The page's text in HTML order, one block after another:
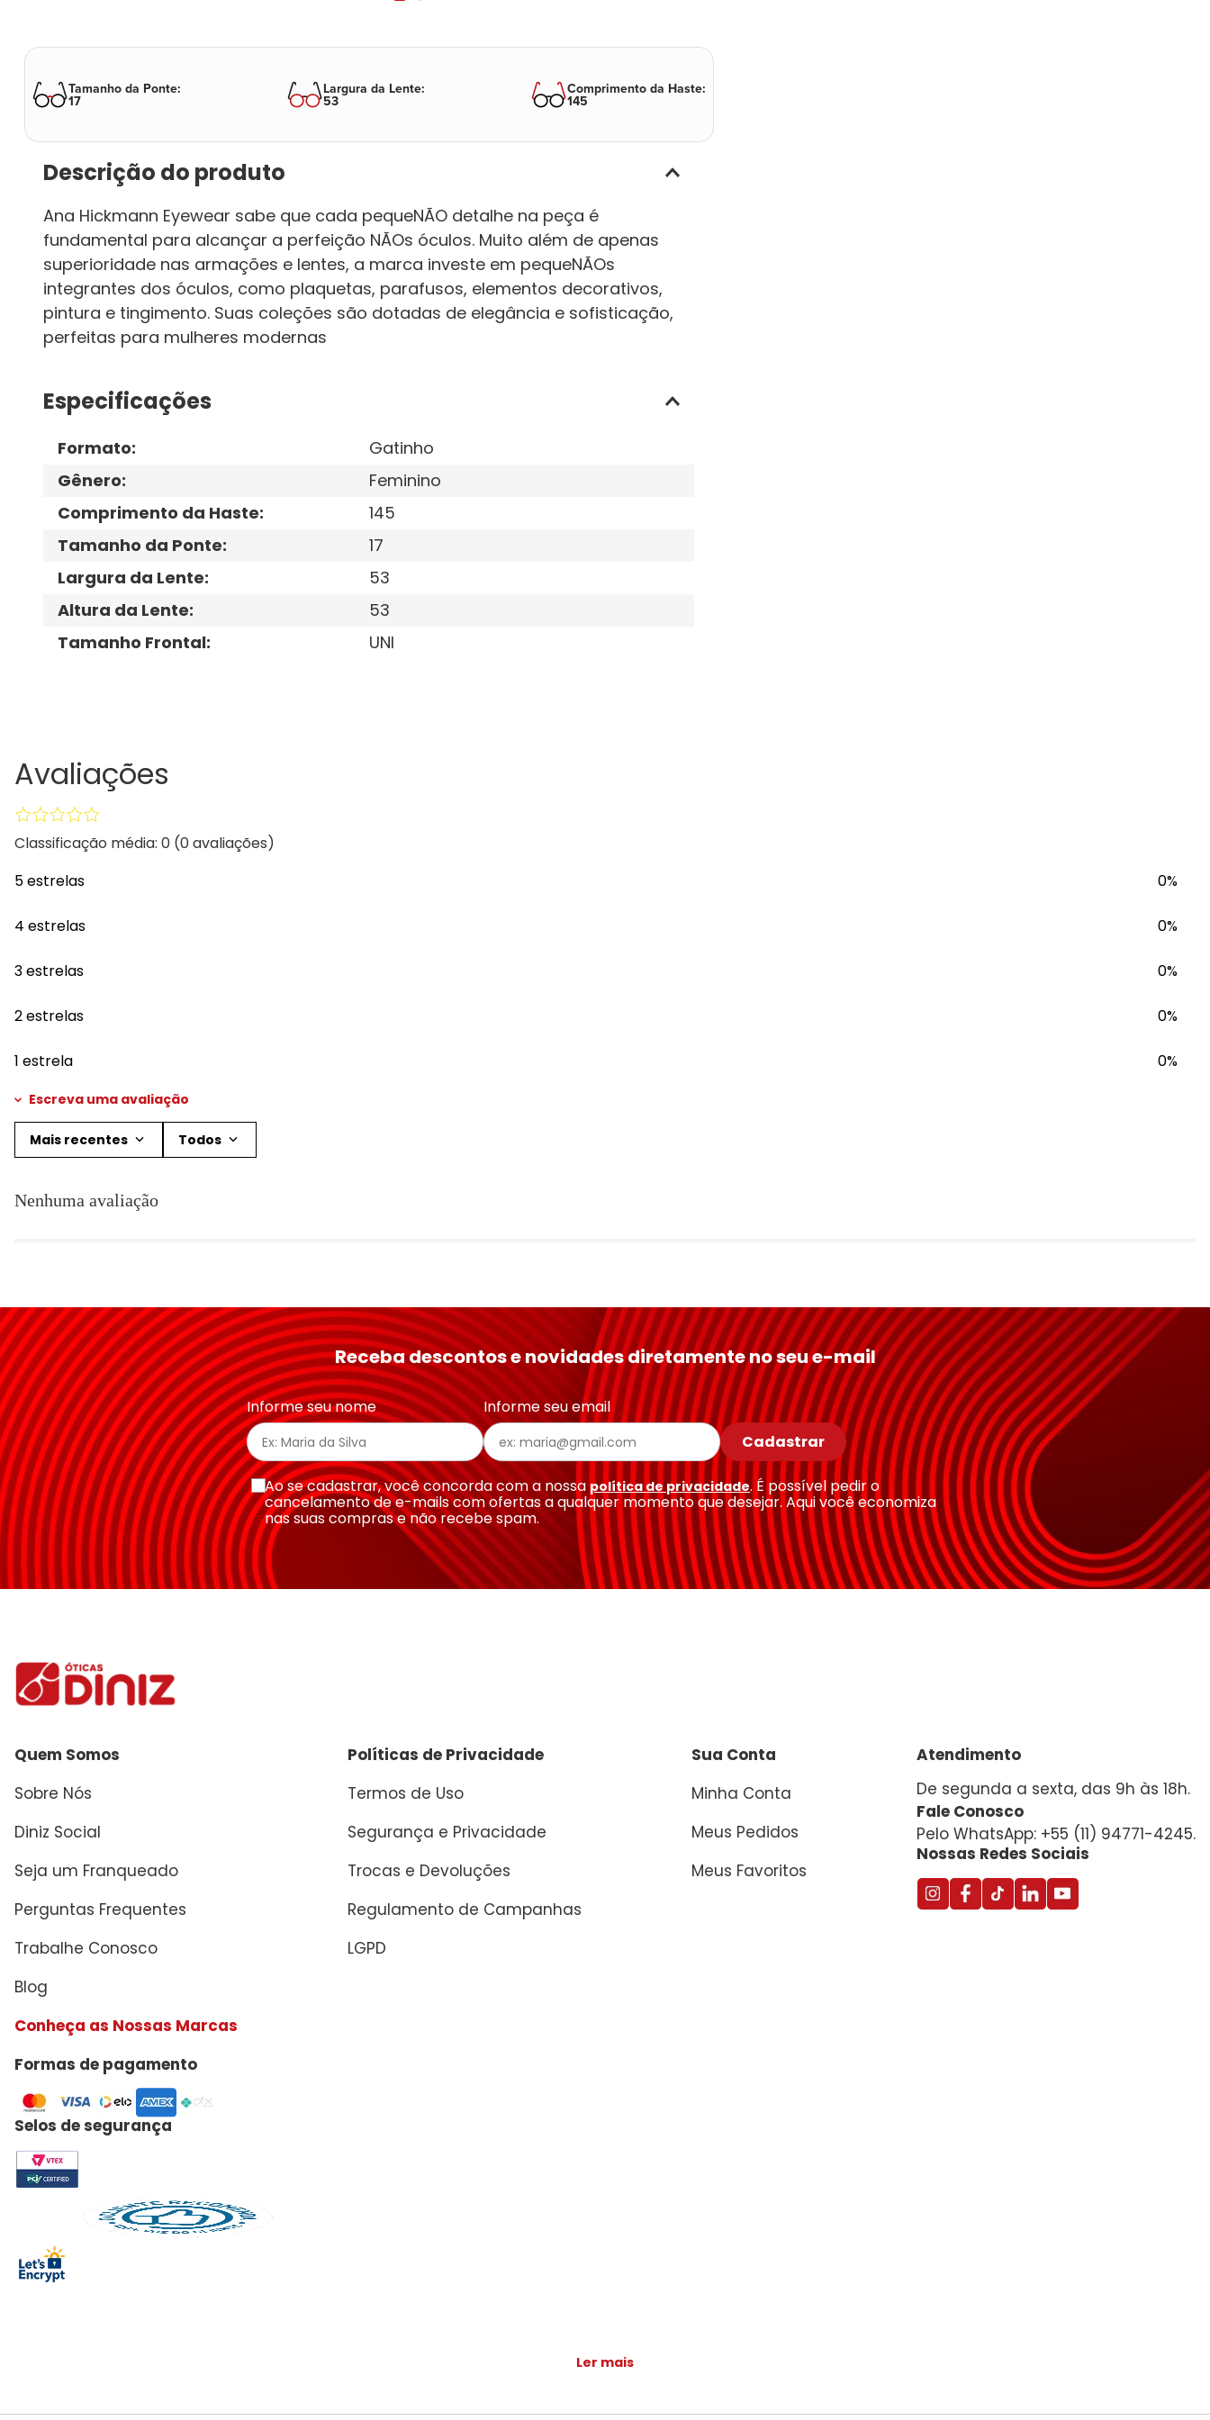
Tamanho da Ponte:
17
Largura da Lente:
53
Comprimento da Haste:
145
Descrição do produto
Ana Hickmann Eyewear sabe que cada pequeNÃO detalhe na peça é
fundamental para alcançar a perfeição NÃOs óculos. Muito além de apenas
superioridade nas armações e lentes, a marca investe em pequeNÃOs
integrantes dos óculos, como plaquetas, parafusos, elementos decorativos,
pintura e tingimento. Suas coleções são dotadas de elegância e sofisticação,
perfeitas para mulheres modernas
Especificações
Formato:
Gatinho
Gênero:
Feminino
Comprimento da Haste:
145
Tamanho da Ponte:
17
Largura da Lente:
53
Altura da Lente:
53
Tamanho Frontal: UNI
Avaliações
Classificação média: 0 (0 avaliações)
5 estrelas
0%
4 estrelas 0%
3 estrelas 0%
2 estrelas 0%
1 estrela 0%
Escreva uma avaliação
Título
★★★★★
Seu nome
Endereço de email
Escreva uma avaliação
Mais recentes Todos
Nenhuma avaliação
Receba descontos e novidades diretamente no seu e-mail
Informe seu nome
Informe seu email
Cadastrar
Ao se cadastrar, você concorda com a nossa política de privacidade. É possível pedir o
cancelamento de e-mails com ofertas a qualquer momento que desejar. Aqui você economiza
nas suas compras e não recebe spam.
Quem Somos
Sobre Nós
Diniz Social
Seja um Franqueado
Perguntas Frequentes
Trabalhe Conosco
Blog
Conheça as Nossas Marcas
Políticas de Privacidade
Termos de Uso
Segurança e Privacidade
Trocas e Devoluções
Regulamento de Campanhas
LGPD
Sua Conta
Minha Conta
Meus Pedidos
Meus Favoritos
Atendimento
De segunda a sexta, das 9h às 18h.
Fale Conosco
Pelo WhatsApp: +55 (11) 94771-4245.
Nossas Redes Sociais
Formas de pagamento
Selos de segurança
Ler mais